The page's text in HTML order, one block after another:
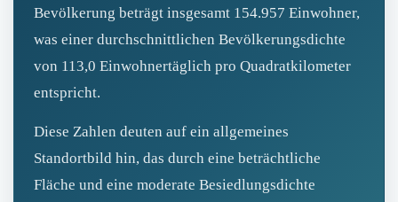
Bevölkerung beträgt insgesamt 154.957 Einwohner,
was einer durchschnittlichen Bevölkerungsdichte
von 113,0 Einwohnertäglich pro Quadratkilometer
entspricht.
Diese Zahlen deuten auf ein allgemeines
Standortbild hin, das durch eine beträchtliche
Fläche und eine moderate Besiedlungsdichte